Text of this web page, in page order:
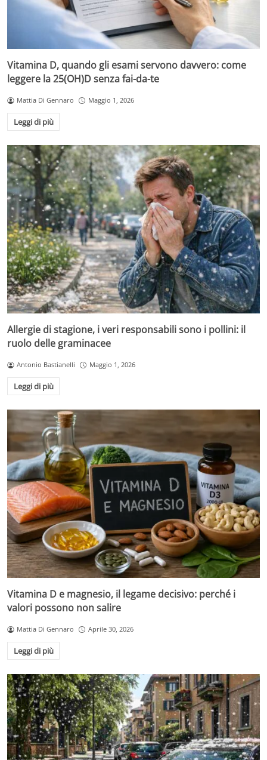
Vitamina D, quando gli esami servono davvero: come
leggere la 25(OH)D senza fai-da-te
Mattia Di Gennaro Maggio 1, 2026
Leggi di più
Allergie di stagione, i veri responsabili sono i pollini: il
ruolo delle graminacee
Antonio Bastianelli Maggio 1, 2026
Leggi di più
Vitamina D e magnesio, il legame decisivo: perché i
valori possono non salire
Mattia Di Gennaro Aprile 30, 2026
Leggi di più